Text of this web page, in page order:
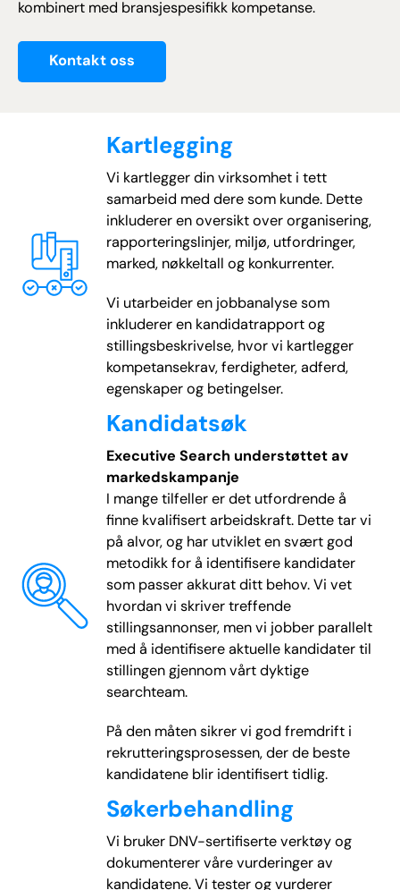
kombinert med bransjespesifikk kompetanse.
Kontakt oss
Kartlegging
Vi kartlegger din virksomhet i tett
samarbeid med dere som kunde. Dette
inkluderer en oversikt over organisering,
rapporteringslinjer, miljø, utfordringer,
marked, nøkkeltall og konkurrenter.
Vi utarbeider en jobbanalyse som
inkluderer en kandidatrapport og
stillingsbeskrivelse, hvor vi kartlegger
kompetansekrav, ferdigheter, adferd,
egenskaper og betingelser.
Kandidatsøk
Executive Search understøttet av
markedskampanje
I mange tilfeller er det utfordrende å
finne kvalifisert arbeidskraft. Dette tar vi
på alvor, og har utviklet en svært god
metodikk for å identifisere kandidater
som passer akkurat ditt behov. Vi vet
hvordan vi skriver treffende
stillingsannonser, men vi jobber parallelt
med å identifisere aktuelle kandidater til
stillingen gjennom vårt dyktige
searchteam.
På den måten sikrer vi god fremdrift i
rekrutteringsprosessen, der de beste
kandidatene blir identifisert tidlig.
Søkerbehandling
Vi bruker DNV-sertifiserte verktøy og
dokumenterer våre vurderinger av
kandidatene. Vi tester og vurderer